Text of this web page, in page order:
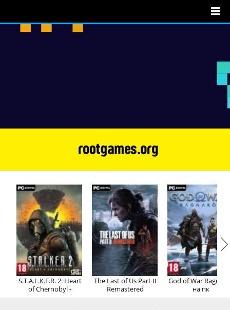
Регистрация Вход
S.T.A.L.K.E.R. 2: Heart
of Chernobyl -
The Last of Us Part II
Remastered
God of War
на пк